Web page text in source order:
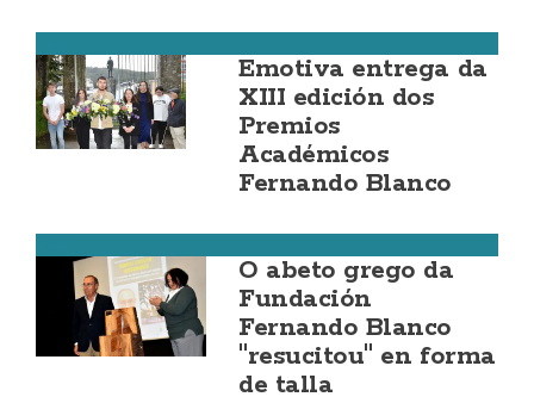
Emotiva entrega da
XIII edición dos
Premios
Académicos
Fernando Blanco
O abeto grego da
Fundación
Fernando Blanco
"resucitou" en forma
de talla